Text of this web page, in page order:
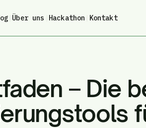
Über uns Hackathon Kontakt
– Die